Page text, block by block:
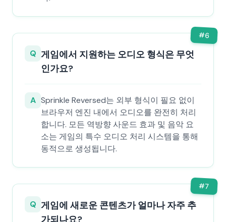
#6
Q 게임에서 지원하는 오디오 형식은 무엇
인가요?
A Sprinkle Reversed는 외부 형식이 필요 없이
브라우저 엔진 내에서 오디오를 완전히 처리
합니다. 모든 역방향 사운드 효과 및 음악 요
소는 게임의 특수 오디오 처리 시스템을 통해
동적으로 생성됩니다.
#7
Q 게임에 새로운 콘텐츠가 얼마나 자주 추
가되나요?